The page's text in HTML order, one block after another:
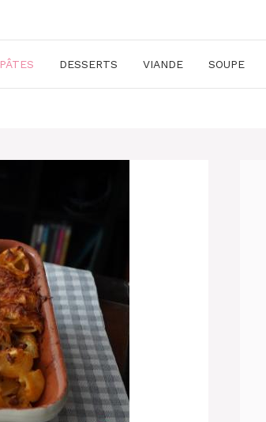
PÂTES DESSERTS VIANDE SOUPE